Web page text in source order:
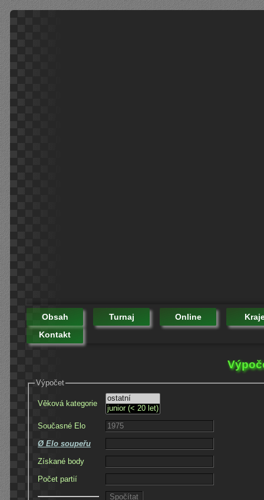
Obsah Turnaj Online
Kontakt
Výpočet
Věková kategorie
Současné Elo
Ø Elo soupeřu
Získané body
Počet partií